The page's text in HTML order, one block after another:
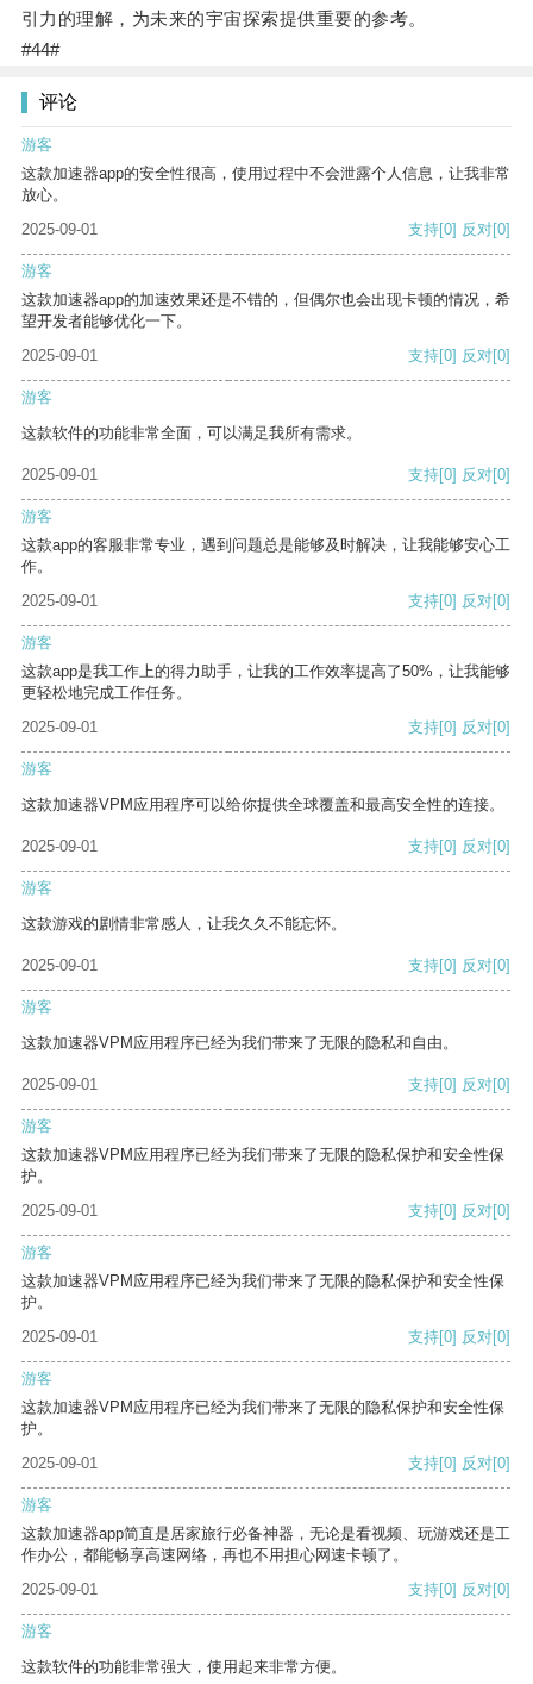
引力的理解，为未来的宇宙探索提供重要的参考。
#44#
评论
游客
这款加速器app的安全性很高，使用过程中不会泄露个人信息，让我非常
放心。
2025-09-01
支持[0] 反对[0]
游客
这款加速器app的加速效果还是不错的，但偶尔也会出现卡顿的情况，希
望开发者能够优化一下。
2025-09-01
支持[0] 反对[0]
游客
这款软件的功能非常全面，可以满足我所有需求。
2025-09-01 支持[0] 反对[0]
游客
这款app的客服非常专业，遇到问题总是能够及时解决，让我能够安心工
作。
2025-09-01
支持[0] 反对[0]
游客
这款app是我工作上的得力助手，让我的工作效率提高了50%，让我能够
更轻松地完成工作任务。
2025-09-01
支持[0] 反对[0]
游客
这款加速器VPM应用程序可以给你提供全球覆盖和最高安全性的连接。
2025-09-01 支持[0] 反对[0]
游客
这款游戏的剧情非常感人，让我久久不能忘怀。
2025-09-01 支持[0] 反对[0]
游客
这款加速器VPM应用程序已经为我们带来了无限的隐私和自由。
2025-09-01 支持[0] 反对[0]
游客
这款加速器VPM应用程序已经为我们带来了无限的隐私保护和安全性保
护。
2025-09-01
支持[0] 反对[0]
游客
这款加速器VPM应用程序已经为我们带来了无限的隐私保护和安全性保
护。
2025-09-01
支持[0] 反对[0]
游客
这款加速器VPM应用程序已经为我们带来了无限的隐私保护和安全性保
护。
2025-09-01
支持[0] 反对[0]
游客
这款加速器app简直是居家旅行必备神器，无论是看视频、玩游戏还是工
作办公，都能畅享高速网络，再也不用担心网速卡顿了。
2025-09-01
支持[0] 反对[0]
游客
这款软件的功能非常强大，使用起来非常方便。